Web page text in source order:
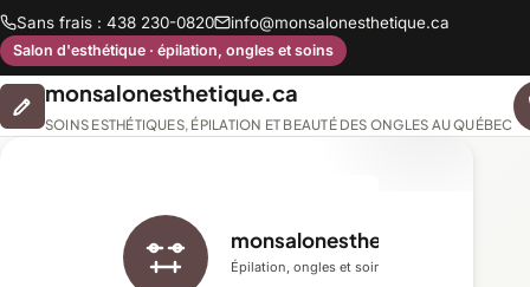
Sans frais : 438 230-0820 info@monsalonesthetique.ca
Salon d'esthétique · épilation, ongles et soins
monsalonesthetique.ca
SOINS ESTHÉTIQUES, ÉPILATION ET BEAUTÉ DES ONGLES AU QUÉBEC
monsalonesthetique.ca
Épilation, ongles et soins du visage